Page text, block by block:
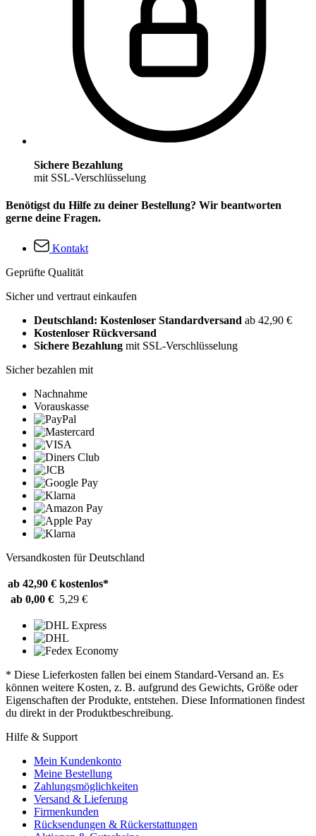
Sichere Bezahlung
mit SSL-Verschlüsselung
Benötigst du Hilfe zu deiner Bestellung? Wir beantworten
gerne deine Fragen.
Kontakt
Geprüfte Qualität
Sicher und vertraut einkaufen
Deutschland: Kostenloser Standardversand ab 42,90 €
Kostenloser Rückversand
Sichere Bezahlung mit SSL-Verschlüsselung
Sicher bezahlen mit
Nachnahme
Vorauskasse
Versandkosten für Deutschland
ab 42,90 € kostenlos*
ab 0,00 € 5,29 €
* Diese Lieferkosten fallen bei einem Standard-Versand an. Es
können weitere Kosten, z. B. aufgrund des Gewichts, Größe oder
Eigenschaften der Produkte, entstehen. Diese Informationen findest
du direkt in der Produktbeschreibung.
Hilfe & Support
Mein Kundenkonto
Meine Bestellung
Zahlungsmöglichkeiten
Versand & Lieferung
Firmenkunden
Rücksendungen & Rückerstattungen